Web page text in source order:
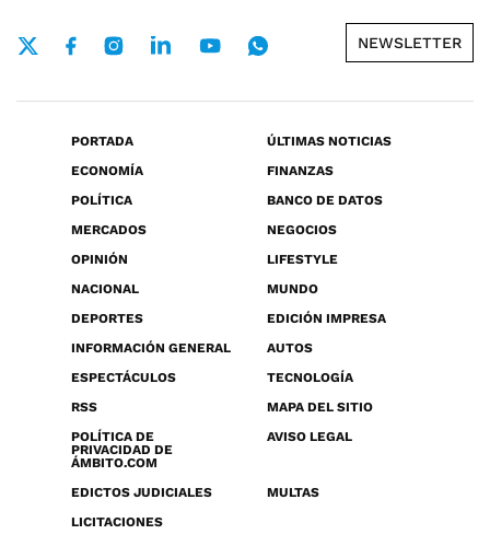
NEWSLETTER
PORTADA
ÚLTIMAS NOTICIAS
ECONOMÍA
FINANZAS
POLÍTICA
BANCO DE DATOS
MERCADOS
NEGOCIOS
OPINIÓN
LIFESTYLE
NACIONAL
MUNDO
DEPORTES
EDICIÓN IMPRESA
INFORMACIÓN GENERAL
AUTOS
ESPECTÁCULOS
TECNOLOGÍA
RSS
MAPA DEL SITIO
POLÍTICA DE
PRIVACIDAD DE
ÁMBITO.COM
AVISO LEGAL
EDICTOS JUDICIALES
MULTAS
LICITACIONES